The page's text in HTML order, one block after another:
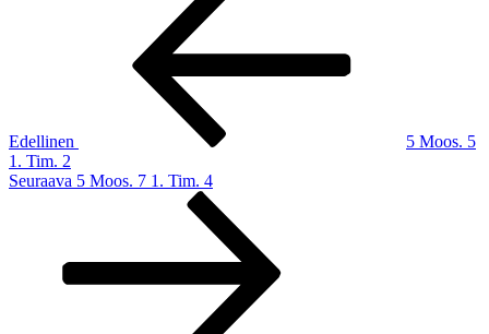
Edellinen
5 Moos. 5
1. Tim. 2
Seuraava
Seuraava 5 Moos. 7 1. Tim. 4